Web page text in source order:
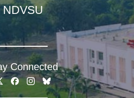
NDVSU
Connected